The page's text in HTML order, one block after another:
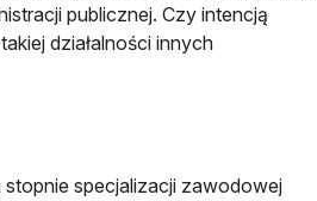
publicznej. Czy intencją
działalności innych
specjalizacji zawodowej